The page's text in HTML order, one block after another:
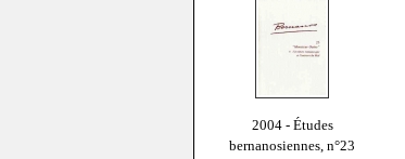
2004 - Études
bernanosiennes, n°23